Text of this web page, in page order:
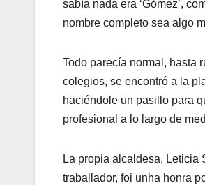
sabía nada era ‘Gómez’,
nombre completo sea algo
Todo parecía normal, hasta
colegios, se encontró a la
haciéndole un pasillo para
profesional a lo largo de
La propia alcaldesa, Leticia
traballador, foi unha honra